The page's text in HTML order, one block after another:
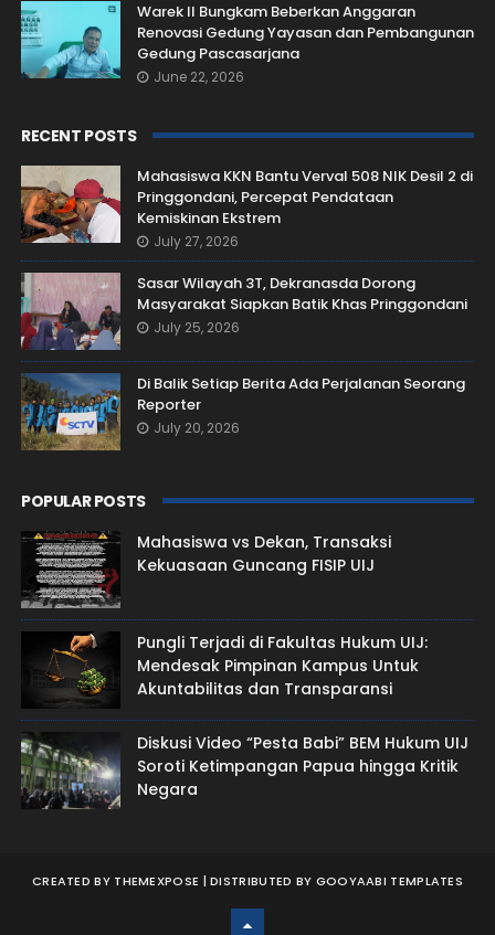
Warek II Bungkam Beberkan Anggaran
Renovasi Gedung Yayasan dan Pembangunan
Gedung Pascasarjana
June 22, 2026
RECENT POSTS
Mahasiswa KKN Bantu Verval 508 NIK Desil 2 di
Pringgondani, Percepat Pendataan
Kemiskinan Ekstrem
July 27, 2026
Sasar Wilayah 3T, Dekranasda Dorong
Masyarakat Siapkan Batik Khas Pringgondani
July 25, 2026
Di Balik Setiap Berita Ada Perjalanan Seorang
Reporter
July 20, 2026
POPULAR POSTS
Mahasiswa vs Dekan, Transaksi
Kekuasaan Guncang FISIP UIJ
Pungli Terjadi di Fakultas Hukum UIJ:
Mendesak Pimpinan Kampus Untuk
Akuntabilitas dan Transparansi
Diskusi Video “Pesta Babi” BEM Hukum UIJ
Soroti Ketimpangan Papua hingga Kritik
Negara
CREATED BY THEMEXPOSE | DISTRIBUTED BY GOOYAABI TEMPLATES